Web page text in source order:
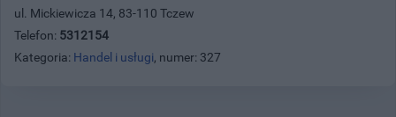
ul. Mickiewicza 14, 83-110 Tczew
Telefon: 5312154
Kategoria: Handel i usługi, numer: 327